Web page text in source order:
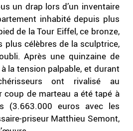
un drap lors d’un inventaire
inhabité depuis plus
de la Tour Eiffel, ce bronze,
plus célèbres de la sculptrice,
Après une quinzaine de
la tension palpable, et durant
ont rivalisé au
coup de marteau a été tapé à
(3.663.000 euros avec les
priseur Matthieu Semont,